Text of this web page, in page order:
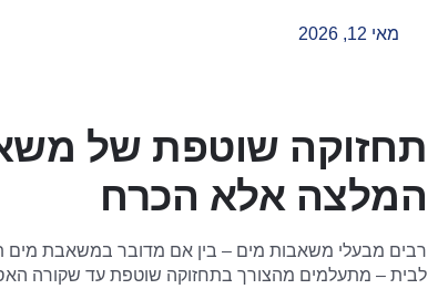
מאי 12, 2026
תחזוקה שוטפת של
המלצה אלא הכרח
רבים מבעלי משאבות מים – בין אם מדובר במשאבת
לבית – מתעלמים מהצורך בתחזוקה שוטפת עד שקורה